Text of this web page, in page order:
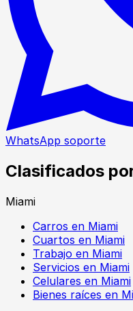
WhatsApp soporte
Clasificados
Miami
Carros en Miami
Cuartos en Miami
Trabajo en Miami
Servicios en Miami
Celulares en Miami
Bienes raíces en